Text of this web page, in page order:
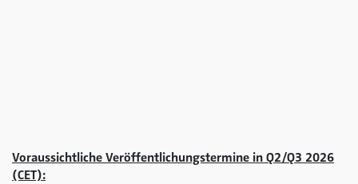
Voraussichtliche Veröffentlichungstermine in Q2/Q3 2026
(CET):